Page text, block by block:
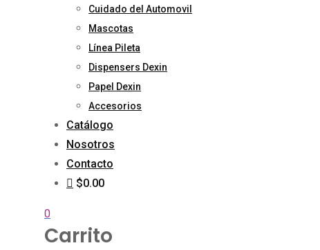
Cuidado del Automovil
Mascotas
Línea Pileta
Dispensers Dexin
Papel Dexin
Accesorios
Catálogo
Nosotros
Contacto
$0.00
0
Carrito